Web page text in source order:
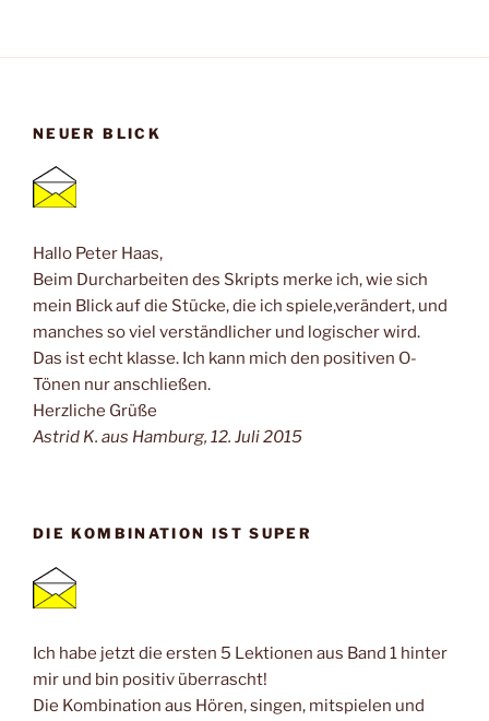
NEUER BLICK
Hallo Peter Haas,
Beim Durcharbeiten des Skripts merke ich, wie sich
mein Blick auf die Stücke, die ich spiele,verändert, und
manches so viel verständlicher und logischer wird.
Das ist echt klasse. Ich kann mich den positiven O-
Tönen nur anschließen.
Herzliche Grüße
Astrid K. aus Hamburg, 12. Juli 2015
DIE KOMBINATION IST SUPER
Ich habe jetzt die ersten 5 Lektionen aus Band 1 hinter
mir und bin positiv überrascht!
Die Kombination aus Hören, singen, mitspielen und